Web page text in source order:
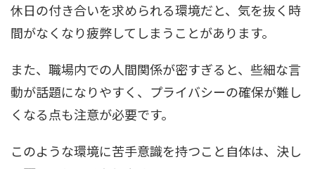
休日の付き合いを求められる環境だと、気を抜く時
間がなくなり疲弊してしまうことがあります。
また、職場内での人間関係が密すぎると、些細な言
動が話題になりやすく、プライバシーの確保が難し
くなる点も注意が必要です。
このような環境に苦手意識を持つこと自体は、決し